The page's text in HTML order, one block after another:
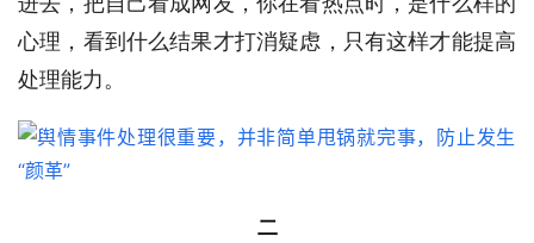
心理，看到什么结果才打消疑虑，只有这样才能提高
处理能力。
二